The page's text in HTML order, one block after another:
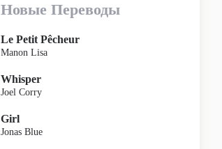
Новые Переводы
Le Petit Pêcheur
Manon Lisa
Whisper
Joel Corry
Girl
Jonas Blue